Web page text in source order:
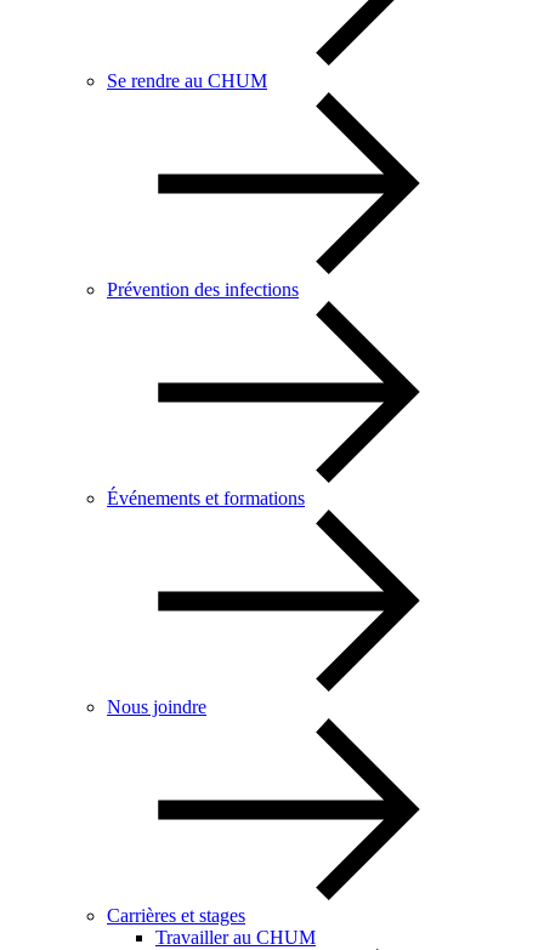
Se rendre au CHUM
Prévention des infections
Événements et formations
Nous joindre
Carrières et stages
Travailler au CHUM